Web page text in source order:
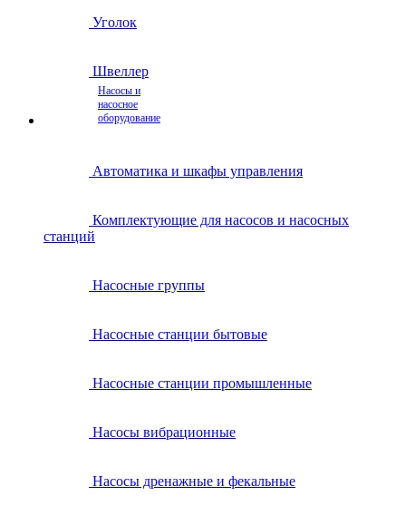
Уголок
Швеллер
Насосы и
насосное
оборудование
Автоматика и шкафы управления
Комплектующие для насосов и насосных
станций
Насосные группы
Насосные станции бытовые
Насосные станции промышленные
Насосы вибрационные
Насосы дренажные и фекальные